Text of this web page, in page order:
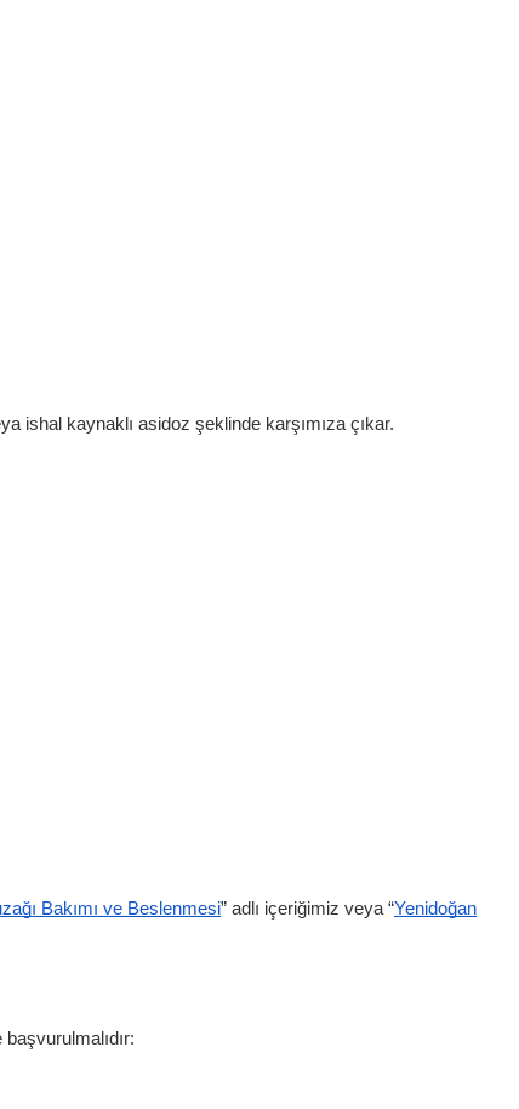
ishal kaynaklı asidoz şeklinde karşımıza çıkar.
Bakımı ve Beslenmesi” adlı içeriğimiz veya “Yenidoğan